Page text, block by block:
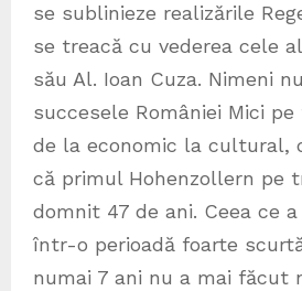
se sublinieze realizările
se treacă cu vederea cele
său Al. Ioan Cuza. Nimeni
succesele României Mici
de la economic la cultural,
că primul Hohenzollern pe
domnit 47 de ani. Ceea ce
într-o perioadă foarte
numai 7 ani nu a mai făcut